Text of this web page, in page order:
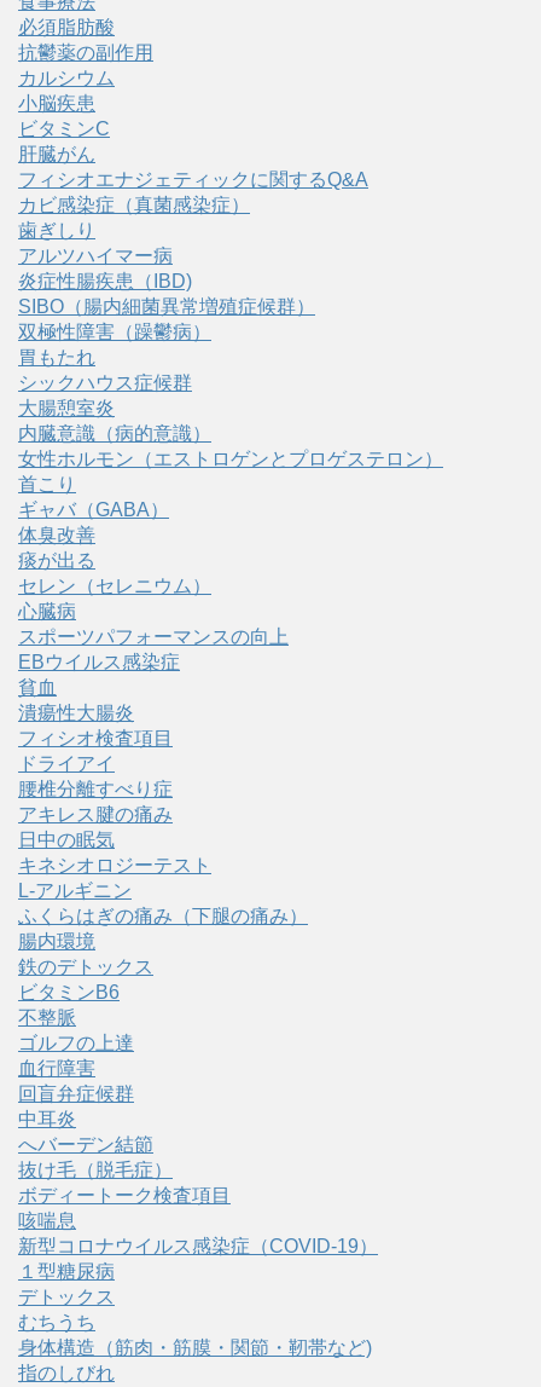
必須脂肪酸
抗鬱薬の副作用
カルシウム
小脳疾患
ビタミンC
肝臓がん
フィシオエナジェティックに関するQ&A
カビ感染症（真菌感染症）
歯ぎしり
アルツハイマー病
炎症性腸疾患（IBD)
SIBO（腸内細菌異常増殖症候群）
双極性障害（躁鬱病）
胃もたれ
シックハウス症候群
大腸憩室炎
内臓意識（病的意識）
女性ホルモン（エストロゲンとプロゲステロン）
首こり
ギャバ（GABA）
体臭改善
痰が出る
セレン（セレニウム）
心臓病
スポーツパフォーマンスの向上
EBウイルス感染症
貧血
潰瘍性大腸炎
フィシオ検査項目
ドライアイ
腰椎分離すべり症
アキレス腱の痛み
日中の眠気
キネシオロジーテスト
L-アルギニン
ふくらはぎの痛み（下腿の痛み）
腸内環境
鉄のデトックス
ビタミンB6
不整脈
ゴルフの上達
血行障害
回盲弁症候群
中耳炎
へバーデン結節
抜け毛（脱毛症）
ボディートーク検査項目
咳喘息
新型コロナウイルス感染症（COVID‑19）
１型糖尿病
デトックス
むちうち
身体構造（筋肉・筋膜・関節・靭帯など)
指のしびれ